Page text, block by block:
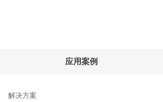
应用案例
解决方案